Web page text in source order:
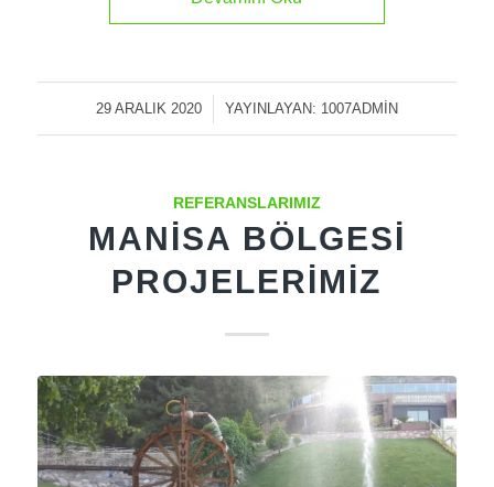
29 ARALIK 2020
/ YAYINLAYAN: 1007ADMIN
REFERANSLARIMIZ
MANISA BÖLGESI
PROJELERIMIZ